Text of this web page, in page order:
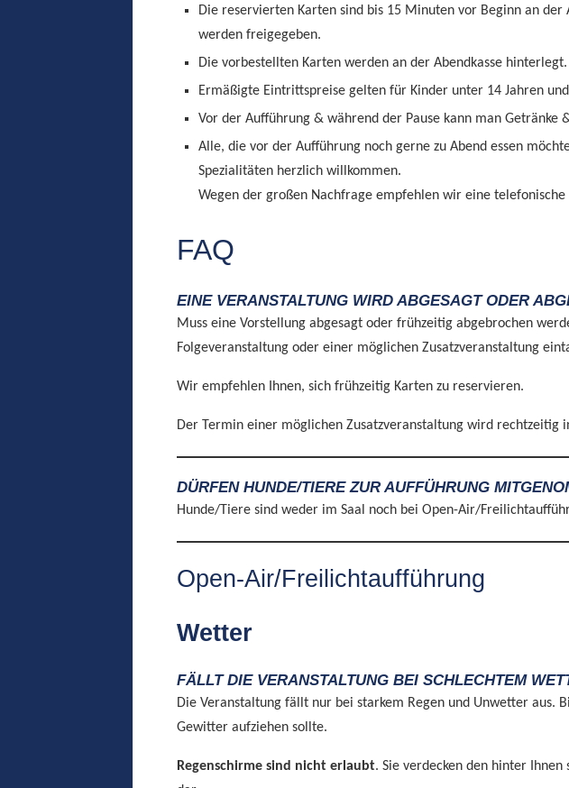
Die reservierten Karten sind bis 15 Minuten vor Beginn an
werden freigegeben.
Die vorbestellten Karten werden an der Abendkasse hinterlegt.
Ermäßigte Eintrittspreise gelten für Kinder unter 14 Jahren
Vor der Aufführung & während der Pause kann man Getränke
Alle, die vor der Aufführung noch gerne zu Abend essen
Spezialitäten herzlich willkommen.
Wegen der großen Nachfrage empfehlen wir eine
FAQ
EINE VERANSTALTUNG WIRD ABGESAGT ODER
Muss eine Vorstellung abgesagt oder frühzeitig abgebrochen
Folgeveranstaltung oder einer möglichen Zusatzveranstaltung
Wir empfehlen Ihnen, sich frühzeitig Karten zu reservieren.
Der Termin einer möglichen Zusatzveranstaltung wird rechtzeitig
DÜRFEN HUNDE/TIERE ZUR AUFFÜHRUNG
Hunde/Tiere sind weder im Saal noch bei Open-Air/
Open-Air/Freilichtaufführung
Wetter
FÄLLT DIE VERANSTALTUNG BEI SCHLECHTEM
Die Veranstaltung fällt nur bei starkem Regen und Unwetter aus.
Gewitter aufziehen sollte.
Regenschirme sind nicht erlaubt. Sie verdecken den hinter